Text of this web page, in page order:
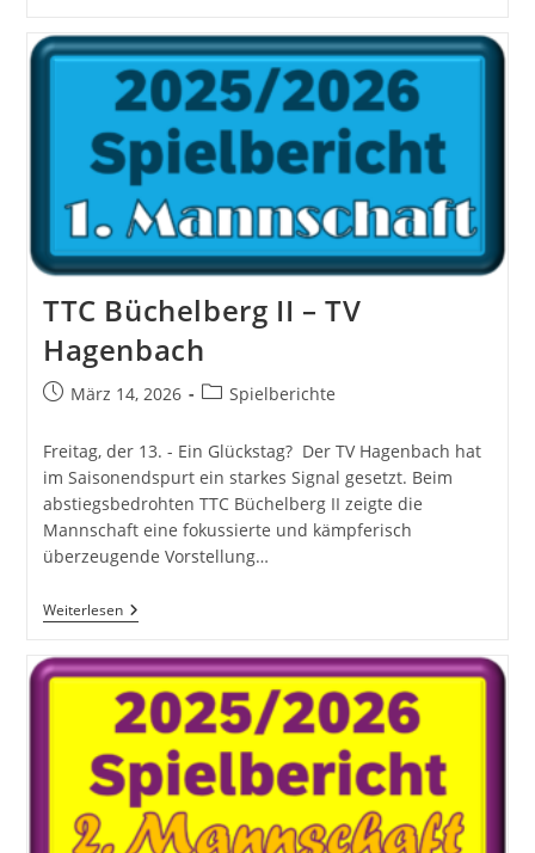
–
TV
Hagenbach
II:
Revanche
Geglückt
?
TTC Büchelberg II – TV
Hagenbach
BeitragMärz 14, 2026
Beitrags-
Spielberichte
Freitag, der 13. - Ein Glückstag? Der TV Hagenbach hat
im Saisonendspurt ein starkes Signal gesetzt. Beim
abstiegsbedrohten TTC Büchelberg II zeigte die
Mannschaft eine fokussierte und kämpferisch
überzeugende Vorstellung…
WeiterlesenTTC Büchelberg II
–
Hagenbach